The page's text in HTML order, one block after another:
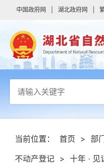
中国政府网 湖北政府网
当前位置： 首页 > 部
不动产登记 > 十年 · 见